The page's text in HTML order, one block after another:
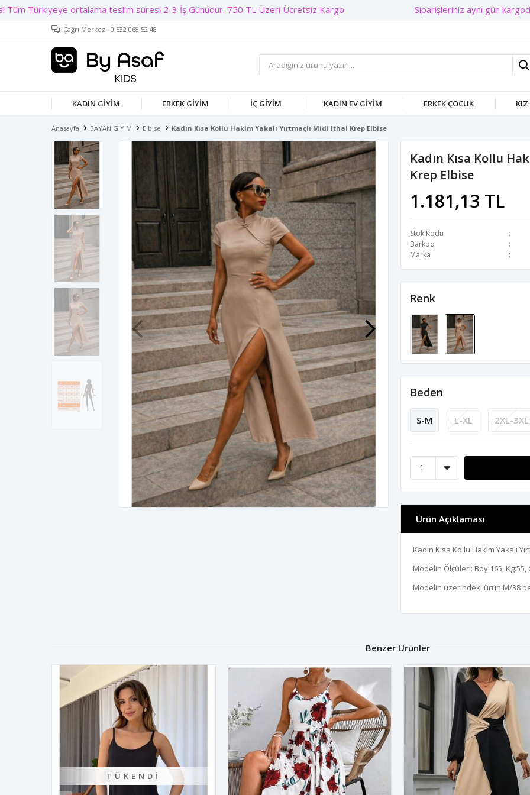
Siparişleriniz aynı gün
Çağrı Merkezi: 0 532 068 52 48
KADIN GIYIM ERKEK GIYIM İÇ GIYIM KADIN EV GIYIM ERKEK ÇOCUK KIZ
Anasayfa BAYAN GİYİM Elbise Kadın Kısa Kollu Hakim Yakalı Yırtmaçlı Midi Ithal Krep Elbise
Kadın Kısa Kollu
Krep Elbise
1.181,13 TL
Stok Kodu
Barkod
Marka
Renk
Beden
S-M L-XL 2XL-3XL
Ürün Açıklaması
Kadın Kısa Kollu Hakim Yakalı
Modelin Ölçüleri: Boy:165, Kg:55,
Modelin üzerindeki ürün M/38
Benzer Ürünler
TÜKENDI